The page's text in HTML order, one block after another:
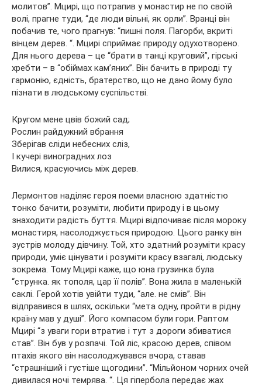
молитов”. Мцирі, що потрапив у монастир не по своїй
волі, прагне туди, “де люди вільні, як орли”. Вранці він
побачив те, чого прагнув: “пишні поля. Пагорби, вкриті
вінцем дерев. “. Мцирі сприймає природу одухотворено.
Для нього дерева – це “брати в танці круговий”, гірські
хребти – в “обіймах кам’яних”. Він бачить в природі ту
гармонію, єдність, братерство, що не дано йому було
пізнати в людському суспільстві.
Кругом мене цвів божий сад;
Рослин райдужний вбрання
Зберігав сліди небесних сліз,
І кучері виноградних лоз
Вилися, красуючись між дерев.
Лермонтов наділяє героя поеми власною здатністю
тонко бачити, розуміти, любити природу і в цьому
знаходити радість буття. Мцирі відпочиває після мороку
монастиря, насолоджується природою. Цього ранку він
зустрів молоду дівчину. Той, хто здатний розуміти красу
природи, уміє цінувати і розуміти красу взагалі, людську
зокрема. Тому Мцирі каже, що юна грузинка була
“струнка. як тополя, цар її полів”. Вона жила в маленькій
саклі. Герой хотів увійти туди, “але. не смів”. Він
відправився в шлях, оскільки “мета одну, пройти в рідну
країну мав у душі”. Його компасом були гори. Раптом
Мцирі “з уваги гори втратив і тут з дороги збиватися
став”. Він був у розпачі. Той ліс, красою дерев, співом
птахів якого він насолоджувався вчора, ставав
“страшніший і густіше щогодини”. “Мільйоном чорних очей
дивилася ночі темрява. “. Ця гіпербола передає жах